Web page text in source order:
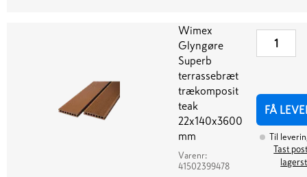
Wimex
Glyngøre
Superb
terrassebræt
trækomposit
teak
22x140x3600
mm
Varenr:
41502399478
FÅ
Til
Tast